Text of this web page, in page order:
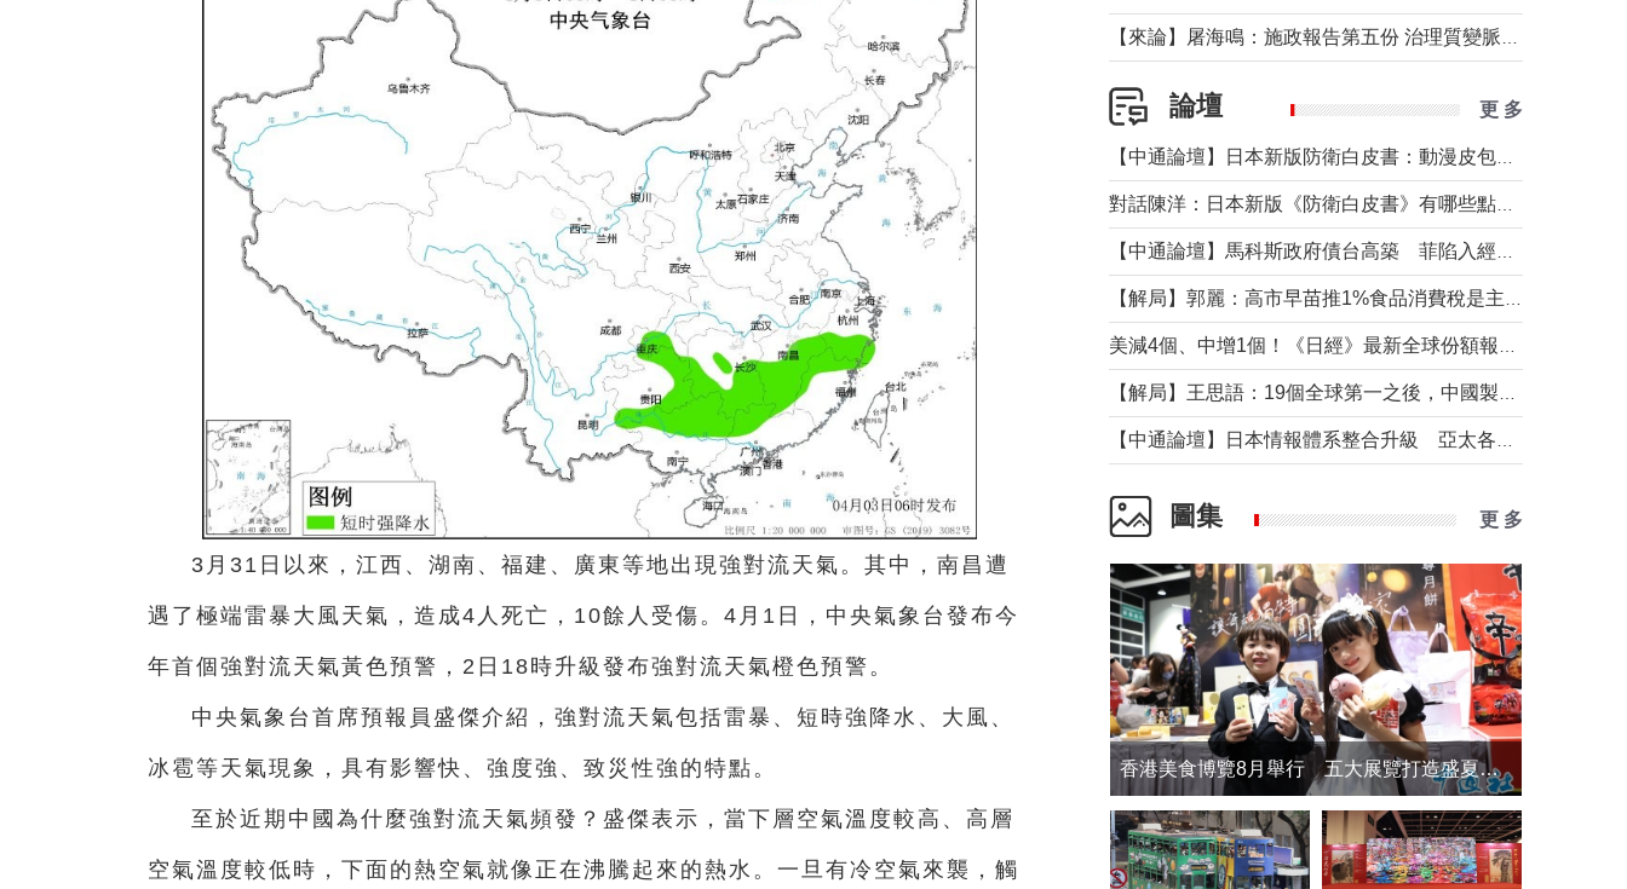
3月31日以來，江西、湖南、福建、廣東等地出現強對流天氣。其中，南昌遭
遇了極端雷暴大風天氣，造成4人死亡，10餘人受傷。4月1日，中央氣象台發布今
年首個強對流天氣黃色預警，2日18時升級發布強對流天氣橙色預警。
中央氣象台首席預報員盛傑介紹，強對流天氣包括雷暴、短時強降水、大風、
冰雹等天氣現象，具有影響快、強度強、致災性強的特點。
至於近期中國為什麼強對流天氣頻發？盛傑表示，當下層空氣溫度較高、高層
空氣溫度較低時，下面的熱空氣就像正在沸騰起來的熱水。一旦有冷空氣來襲，觸
論壇 更 多
圖集 更 多
香港美食博覽8月舉行 五大展覽打造盛夏嘉年華